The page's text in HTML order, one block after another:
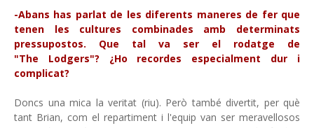
-Abans has parlat de les diferents maneres de fer que
tenen les cultures combinades amb determinats
pressupostos. Que tal va ser el rodatge de
"The Lodgers"? ¿Ho recordes especialment dur i
complicat?
Doncs una mica la veritat (riu). Però també divertit, per què
tant Brian, com el repartiment i l'equip van ser meravellosos